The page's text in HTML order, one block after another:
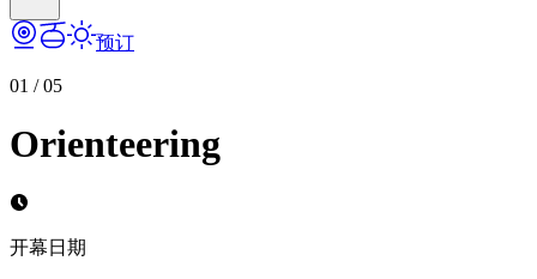
预订
01 /05
Orienteering
开幕日期